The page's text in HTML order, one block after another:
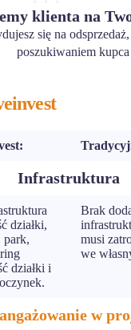
klienta na
się na
poszukiwaniem kupca
Infrastruktura
działki,
park,
działki i
Brak
musi
we
w